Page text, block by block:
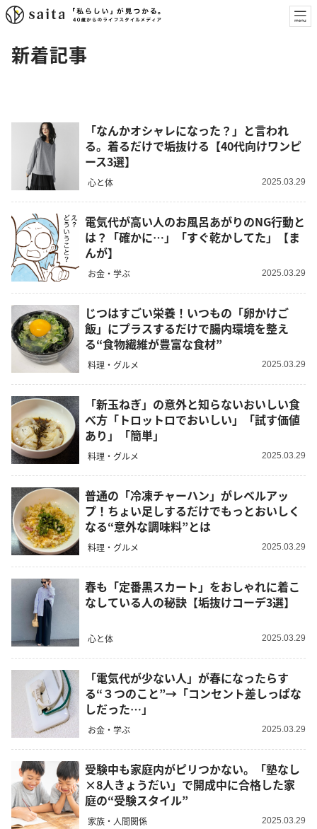
新着記事
「なんかオシャレになった？」と言われ
る。着るだけで垢抜ける【40代向けワンピ
ース3選】
心と体 2025.03.29
電気代が高い人のお風呂あがりのNG行動と
は？「確かに…」「すぐ乾かしてた」【ま
んが】
お金・学ぶ 2025.03.29
じつはすごい栄養！いつもの「卵かけご
飯」にプラスするだけで腸内環境を整え
る“食物繊維が豊富な食材”
料理・グルメ 2025.03.29
「新玉ねぎ」の意外と知らないおいしい食
べ方「トロットロでおいしい」「試す価値
あり」「簡単」
料理・グルメ 2025.03.29
普通の「冷凍チャーハン」がレベルアッ
プ！ちょい足しするだけでもっとおいしく
なる“意外な調味料”とは
料理・グルメ 2025.03.29
春も「定番黒スカート」をおしゃれに着こ
なしている人の秘訣【垢抜けコーデ3選】
心と体 2025.03.29
「電気代が少ない人」が春になったらす
る“３つのこと”→「コンセント差しっぱな
しだった…」
お金・学ぶ 2025.03.29
受験中も家庭内がピリつかない。「塾なし
×8人きょうだい」で開成中に合格した家
庭の“受験スタイル”
家族・人間関係 2025.03.29